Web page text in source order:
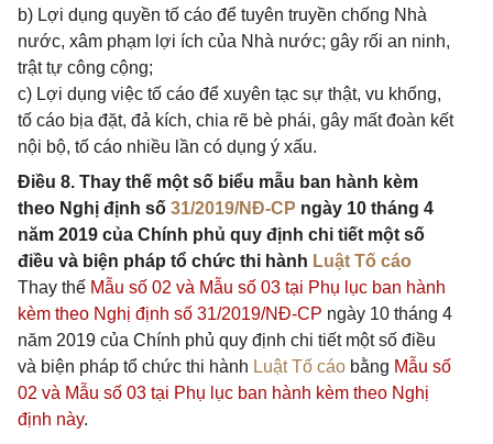
b) Lợi dụng quyền tố cáo để tuyên truyền chống Nhà
nước, xâm phạm lợi ích của Nhà nước; gây rối an ninh,
trật tự công cộng;
c) Lợi dụng việc tố cáo để xuyên tạc sự thật, vu khống,
tố cáo bịa đặt, đả kích, chia rẽ bè phái, gây mất đoàn kết
nội bộ, tố cáo nhiều lần có dụng ý xấu.
Điều 8. Thay thế một số biểu mẫu ban hành kèm
theo Nghị định số 31/2019/NĐ-CP ngày 10 tháng 4
năm 2019 của Chính phủ quy định chi tiết một số
điều và biện pháp tổ chức thi hành Luật Tố cáo
Thay thế Mẫu số 02 và Mẫu số 03 tại Phụ lục ban hành
kèm theo Nghị định số 31/2019/NĐ-CP ngày 10 tháng 4
năm 2019 của Chính phủ quy định chi tiết một số điều
và biện pháp tổ chức thi hành Luật Tố cáo bằng Mẫu số
02 và Mẫu số 03 tại Phụ lục ban hành kèm theo Nghị
định này.